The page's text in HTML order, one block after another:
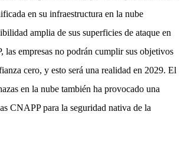
en su infraestructura en la nube
amplia de sus superficies de ataque en
las empresas no podrán cumplir sus objetivos
cero, y esto será una realidad en 2029. El
en la nube también ha provocado una
CNAPP para la seguridad nativa de la